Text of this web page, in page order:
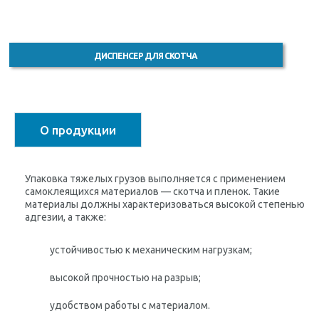
ДИСПЕНСЕР ДЛЯ СКОТЧА
О продукции
Упаковка тяжелых грузов выполняется с применением
самоклеящихся материалов — скотча и пленок. Такие
материалы должны характеризоваться высокой степенью
адгезии, а также:
устойчивостью к механическим нагрузкам;
высокой прочностью на разрыв;
удобством работы с материалом.